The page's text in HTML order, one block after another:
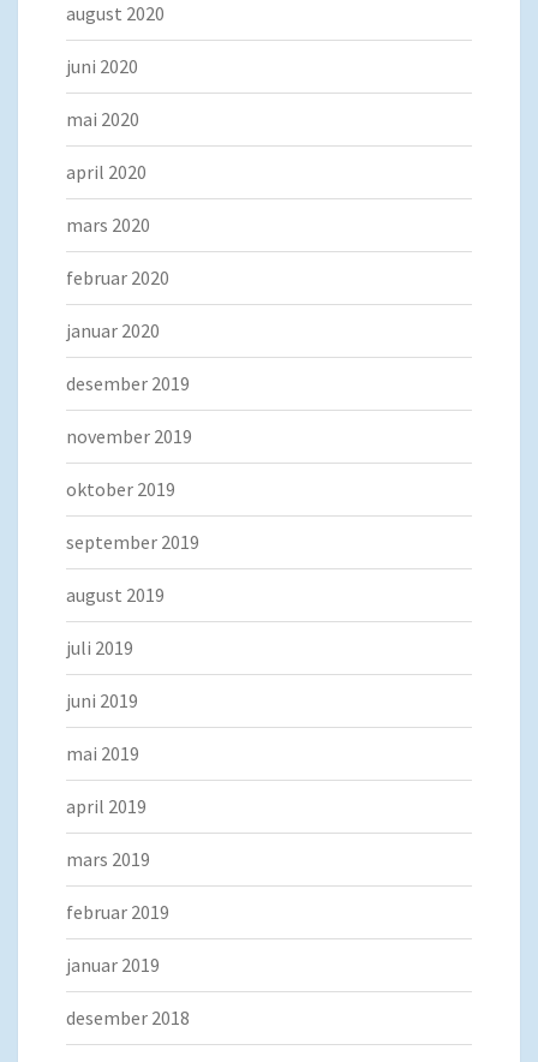
august 2020
juni 2020
mai 2020
april 2020
mars 2020
februar 2020
januar 2020
desember 2019
november 2019
oktober 2019
september 2019
august 2019
juli 2019
juni 2019
mai 2019
april 2019
mars 2019
februar 2019
januar 2019
desember 2018